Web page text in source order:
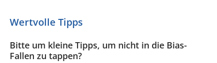
Wertvolle Tipps
Bitte um kleine Tipps, um nicht in die Bias-
Fallen zu tappen?